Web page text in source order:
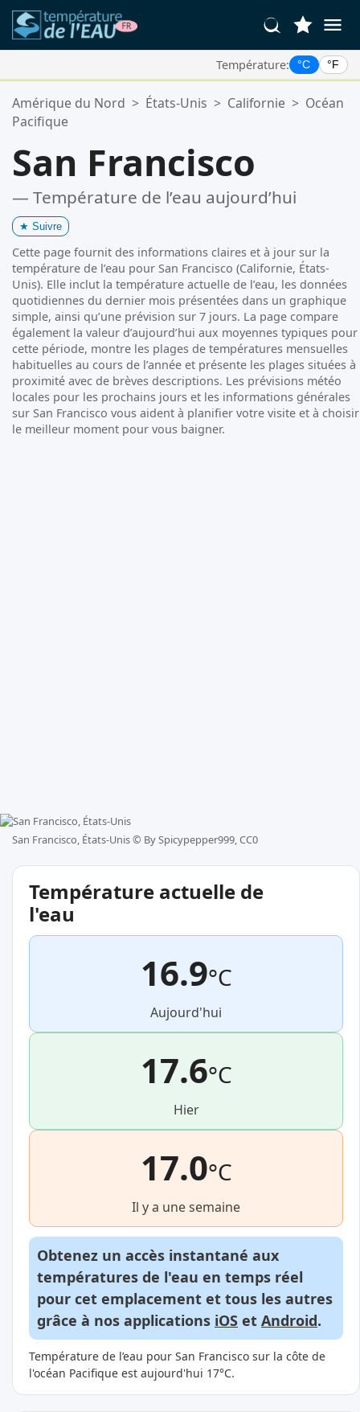
Température: °C °F
Vos Lieux Favoris:
Votre liste de favoris est vide.
Amérique du Nord > États-Unis > Californie > Océan
Pacifique
San Francisco
— Température de l’eau aujourd’hui
★ Suivre
Cette page fournit des informations claires et à jour sur la
température de l’eau pour San Francisco (Californie, États-
Unis). Elle inclut la température actuelle de l’eau, les données
quotidiennes du dernier mois présentées dans un graphique
simple, ainsi qu’une prévision sur 7 jours. La page compare
également la valeur d’aujourd’hui aux moyennes typiques pour
cette période, montre les plages de températures mensuelles
habituelles au cours de l’année et présente les plages situées à
proximité avec de brèves descriptions. Les prévisions météo
locales pour les prochains jours et les informations générales
sur San Francisco vous aident à planifier votre visite et à choisir
le meilleur moment pour vous baigner.
San Francisco, États-Unis © By Spicypepper999, CC0
Température actuelle de
l'eau
16.9°C
Aujourd'hui
17.6°C
Hier
17.0°C
Il y a une semaine
Obtenez un accès instantané aux
températures de l'eau en temps réel
pour cet emplacement et tous les autres
grâce à nos applications iOS et Android.
Température de l’eau pour San Francisco sur la côte de
l'océan Pacifique est aujourd'hui 17°C.